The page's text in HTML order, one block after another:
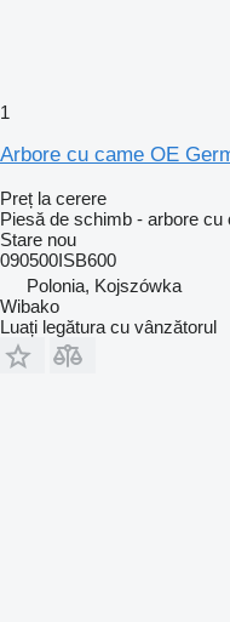
1
Arbore cu came OE
Preț la cerere
Piesă de schimb - arbore cu
Stare nou
090500ISB600
Polonia, Kojszówka
Wibako
Luați legătura cu vânzătorul